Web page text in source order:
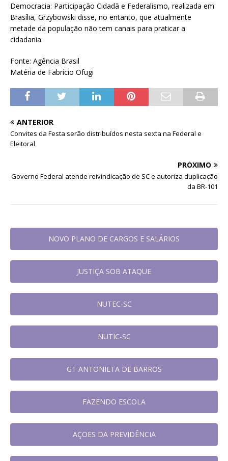
Democracia: Participação Cidadã e Federalismo, realizada em
Brasília, Grzybowski disse, no entanto, que atualmente
metade da população não tem canais para praticar a
cidadania.
Fonte: Agência Brasil
Matéria de Fabrício Ofugi
ANTERIOR
Convites da Festa serão distribuídos nesta sexta na Federal e
Eleitoral
PRÓXIMO
Governo Federal atende reivindicação de SC e autoriza duplicação
da BR-101
NOVO PLANO DE CARGOS E SALÁRIOS
JUSTIÇA SOB ATAQUE
NUTEC-SC
NUTIC-SC
GT ANTONIETA DE BARROS
FAZENDO ESCOLA
AÇOES DA PREVIDÊNCIA